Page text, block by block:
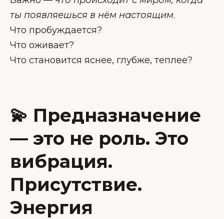
ты появляешься в нём настоящим.
Что пробуждается?
Что оживает?
Что становится яснее, глубже, теплее?
💫 Предназначение
— это не роль. Это
вибрация.
Присутствие.
Энергия